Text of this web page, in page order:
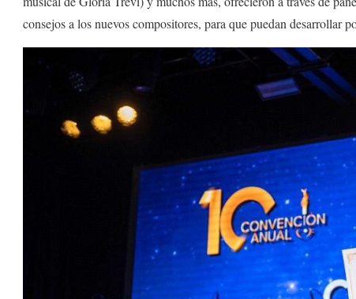
consejos a los nuevos compositores, para que puedan desarrollar